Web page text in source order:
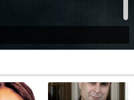
sonra ilk kez konser vermek
sanatçı Mamo'nun İran'dan
(Half Moon) - Yarım